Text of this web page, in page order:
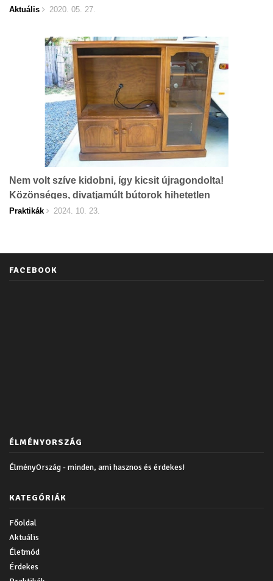
Aktuális 2020. 05. 27.
Nem volt szíve kidobni, így kicsit újragondolta!
Közönséges, divatjamúlt bútorok hihetetlen
átalakítása!
Praktikák 2024. 10. 23.
FACEBOOK
ÉLMÉNYORSZÁG
ÉlményOrszág - minden, ami hasznos és érdekes!
KATEGÓRIÁK
Főoldal
Aktuális
Életmód
Érdekes